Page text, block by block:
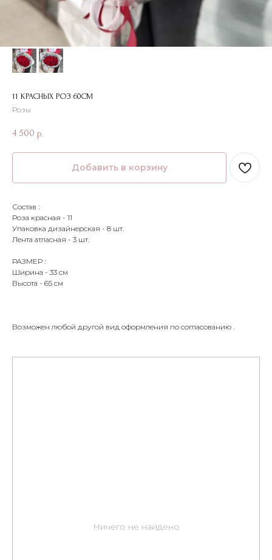
11 КРАСНЫХ РОЗ 60СМ
Розы
4 500 р.
Добавить в корзину
Состав :
Роза красная - 11
Упаковка дизайнерская - 8 шт.
Лента атласная - 3 шт.
РАЗМЕР :
Ширина - 33 см
Высота - 65 см
Возможен любой другой вид оформления по согласованию .
Ничего не найдено